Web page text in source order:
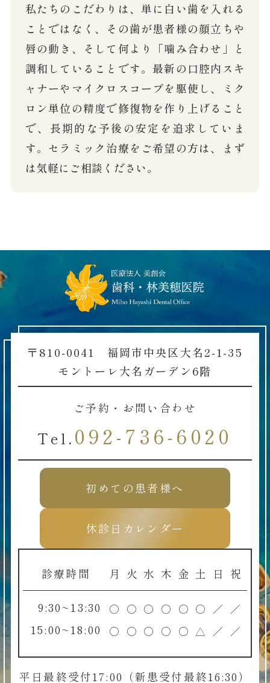
私たちのこだわりは、単に白い歯を入れる
ことではなく、その歯が患者様の顔立ちや
唇の動き、そして何より「噛み合わせ」と
調和していることです。最新の口腔内スキ
ャナーやマイクロスコープを駆使し、ミク
ロン単位の精度で修復物を作り上げること
で、長期的な予後の安定を追求していま
す。セラミック治療をご希望の方は、まず
は気軽にご相談ください。
〒810-0041 福岡市中央区大名2-1-35
モントーレ大名ガーデン6階
ご予約・お問い合わせ
Tel. 092-736-6020
初めての患者様へ
休診日カレンダー
診療時間 月 火 水 木 金 土 日 祝
9:30~13:30 ○ ○ ○ ○ ○ ○ ／ ／
15:00~18:00 ○ ○ ○ ○ ○ △ ／ ／
平日最終受付17:00（新患受付最終16:30）